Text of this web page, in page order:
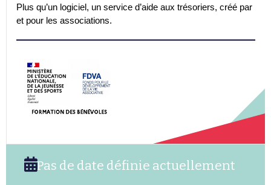
Plus qu’un logiciel, un service d’aide aux trésoriers, créé par
et pour les associations.
Pas de date définie actuellement